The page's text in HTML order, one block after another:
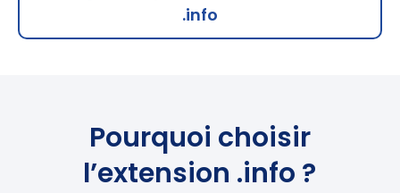
.info
Pourquoi choisir
l’extension .info ?